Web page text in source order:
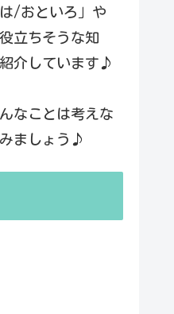
/おといろ」や
立ちそうな知
介しています♪
なことは考えな
ましょう♪